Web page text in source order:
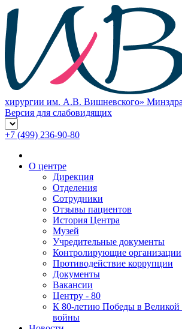
хирургии им. А.В. Вишневского»
Версия для слабовидящих
+7 (499) 236-90-80
О центре
Дирекция
Отделения
Сотрудники
Отзывы пациентов
История Центра
Музей
Учредительные документы
Контролирующие организации
Противодействие коррупции
Документы
Вакансии
Центру - 80
К 80-летию Победы в Великой
войны